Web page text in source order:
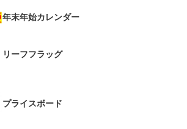
年末年始カレンダー
リーフフラッグ
プライスボード